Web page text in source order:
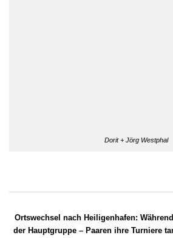
Dorit + Jörg Westphal
Ortswechsel nach Heiligenhafen:
der Hauptgruppe – Paaren ihre Turniere